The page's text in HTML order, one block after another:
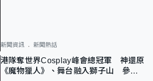
新聞資訊 新聞熱話
港隊奪世界Cosplay峰會總冠軍 神還原
《魔物獵人》、舞台融入獅子山 參賽